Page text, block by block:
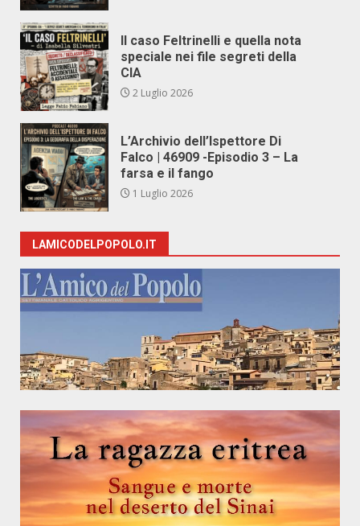
Il caso Feltrinelli e quella nota
speciale nei file segreti della
CIA
2 Luglio 2026
L’Archivio dell’Ispettore Di
Falco | 46909 -Episodio 3 – La
farsa e il fango
1 Luglio 2026
LAMICODELPOPOLO.IT